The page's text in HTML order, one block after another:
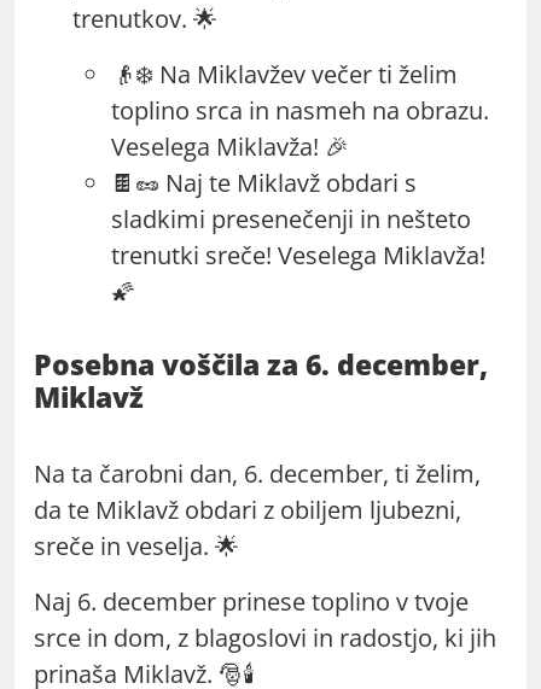
trenutkov. 🌟
👴❄️ Na Miklavžev večer ti želim
toplino srca in nasmeh na obrazu.
Veselega Miklavža! 🎉
🍫🥜 Naj te Miklavž obdari s
sladkimi presenečenji in nešteto
trenutki sreče! Veselega Miklavža!
🌠
Posebna voščila za 6. december,
Miklavž
Na ta čarobni dan, 6. december, ti želim,
da te Miklavž obdari z obiljem ljubezni,
sreče in veselja. 🌟
Naj 6. december prinese toplino v tvoje
srce in dom, z blagoslovi in radostjo, ki jih
prinaša Miklavž. 🎅🕯️